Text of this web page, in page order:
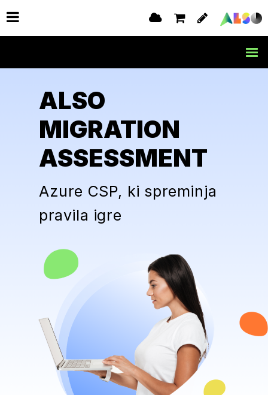
ALSO
MIGRATION
ASSESSMENT
Azure CSP, ki spreminja
pravila igre